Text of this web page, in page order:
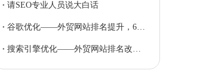
请SEO专业人员说大白话
谷歌优化——外贸网站排名提升，6个创建seo友好内容的技巧（下）
搜索引擎优化——外贸网站排名改善的四种方法